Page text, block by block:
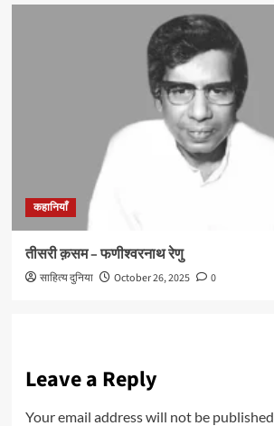
कहानियाँ
तीसरी क़सम – फणीश्वरनाथ रेणु
साहित्य दुनिया October 26, 2025 0
Leave a Reply
Your email address will not be published.